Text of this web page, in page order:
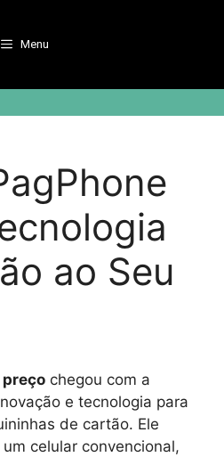
Menu
ao Seu
preço chegou com a
e tecnologia para
de cartão. Ele
celular convencional,